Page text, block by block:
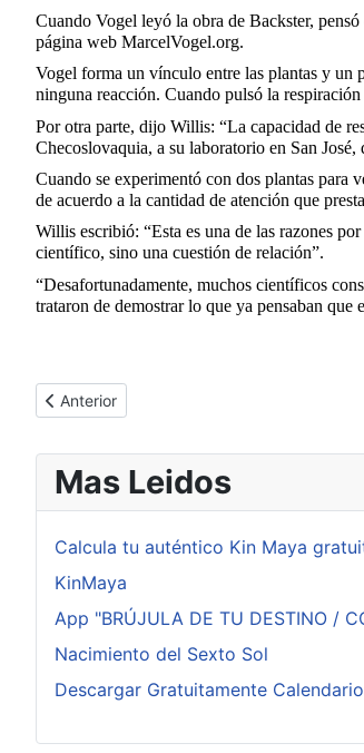
Mas Leidos
Calcula tu auténtico Kin Maya
KinMaya
App "BRÚJULA DE TU DESTINO /
Nacimiento del Sexto Sol
Descargar Gratuitamente
Cuando Vogel leyó la obra de Backster,
página web MarcelVogel.org.
Vogel forma un vínculo entre las plantas y un
ninguna reacción. Cuando pulsó la
Por otra parte, dijo Willis: “La capacidad de
Checoslovaquia, a su laboratorio en San
Cuando se experimentó con dos plantas para
de acuerdo a la cantidad de atención que
Willis escribió: “Esta es una de las razones
científico, sino una cuestión de relación”.
“Desafortunadamente, muchos científicos
trataron de demostrar lo que ya pensaban que
Artículo anterior: Calendario 2015 con la
Anterior